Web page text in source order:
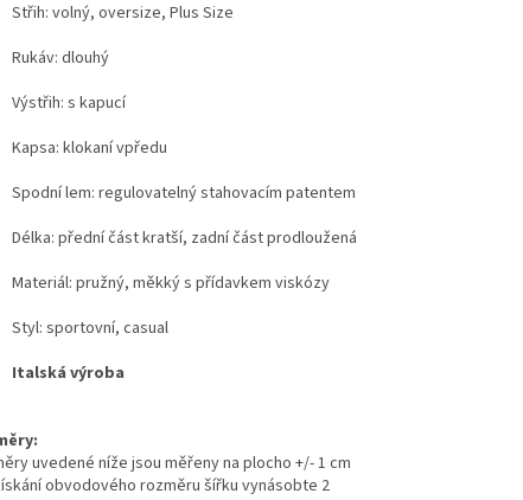
Střih: volný, oversize, Plus Size
Rukáv: dlouhý
Výstřih: s kapucí
Kapsa: klokaní vpředu
Spodní lem: regulovatelný stahovacím patentem
Délka: přední část kratší, zadní část prodloužená
Materiál: pružný, měkký s přídavkem viskózy
Styl: sportovní, casual
Italská výroba
uvedené níže jsou měřeny na plocho +/- 1 cm
obvodového rozměru šířku vynásobte 2